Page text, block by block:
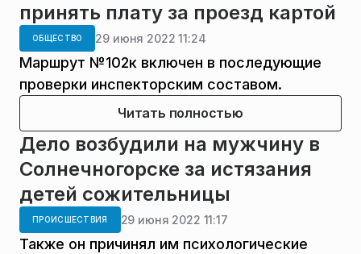
принять плату за проезд картой
ОБЩЕСТВО 29 июня 2022 11:24
Маршрут №102к включен в последующие
проверки инспекторским составом.
Читать полностью
Дело возбудили на мужчину в
Солнечногорске за истязания
детей сожительницы
ПРОИСШЕСТВИЯ 29 июня 2022 11:17
Также он причинял им психологические